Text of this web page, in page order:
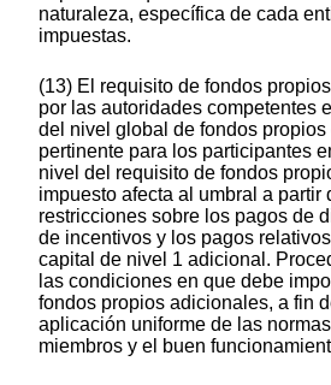
naturaleza, específica de cada
impuestas.
(13) El requisito de fondos
por las autoridades competentes
del nivel global de fondos
pertinente para los participantes
nivel del requisito de fondos
impuesto afecta al umbral a
restricciones sobre los pagos de
de incentivos y los pagos
capital de nivel 1 adicional.
las condiciones en que debe
fondos propios adicionales, a fin
aplicación uniforme de las
miembros y el buen